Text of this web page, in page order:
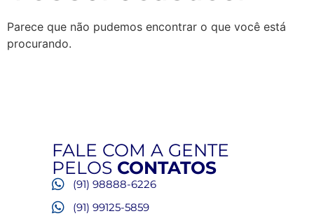
Parece que não pudemos encontrar o que você está
procurando.
FALE COM A GENTE
PELOS CONTATOS
(91) 98888-6226
(91) 99125-5859